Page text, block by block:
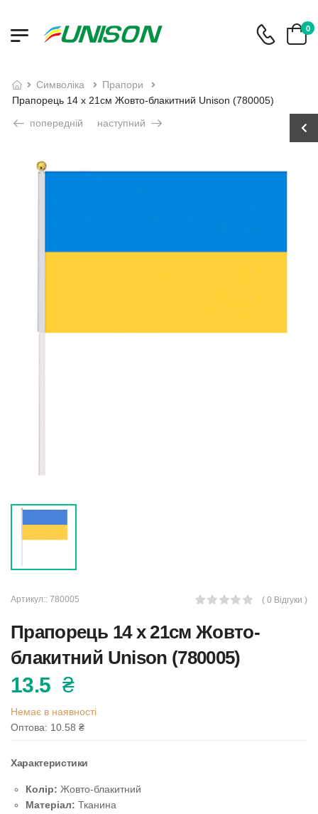
0
символіка
прапори
Прапорець 14 х 21см Жовто-блакитний Unison (780005)
попередній
наступний
Артикул:: 780005 ( 0 Відгуки )
Прапорець 14 х 21см Жовто-
блакитний Unison (780005)
13.5 ₴
Немає в наявності
Оптова: 10.58 ₴
Характеристики
Колір: Жовто-блакитний
Матеріал: Тканина